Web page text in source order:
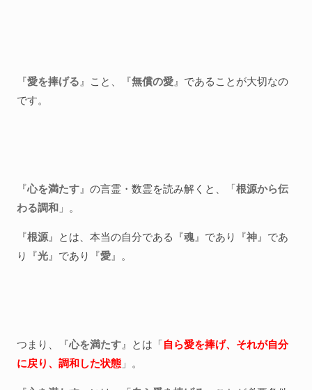
『愛を捧げる』こと、『無償の愛』であることが大切なの
です。
『心を満たす』の言霊・数霊を読み解くと、「根源から伝
わる調和 」。
『根源』とは、本当の自分である『魂』であり『神』であ
り『光』であり『愛』。
つまり、『心を満たす』とは「自ら愛を捧げ、それが自分
に戻り、調和した状態 」。